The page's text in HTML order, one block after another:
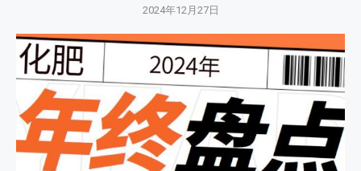
2024年12月27日